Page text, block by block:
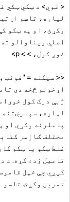
< قوي> د ټکي ټکي
لپاره، تاسو
وکړئ، او په ټکو
اصلي ویناوالو
غوږ کول، > > p>
اړخونو څخه دی
ژبې درک کول خورا
لپاره،
پاملرنه وکړي او
مختلف ګازمر
غلط ټکو یا ټکو
تامیل زده کړه. د
کیږي چې خپل
تمرین وکړئ.